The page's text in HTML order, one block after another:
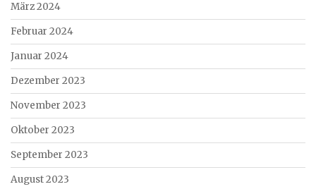
März 2024
Februar 2024
Januar 2024
Dezember 2023
November 2023
Oktober 2023
September 2023
August 2023